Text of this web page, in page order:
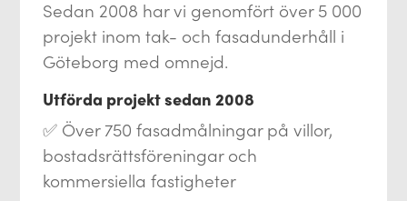
Sedan 2008 har vi genomfört över 5 000
projekt inom tak- och fasadunderhåll i
Göteborg med omnejd.
Utförda projekt sedan 2008
✅ Över 750 fasadmålningar på villor,
bostadsrättsföreningar och
kommersiella fastigheter